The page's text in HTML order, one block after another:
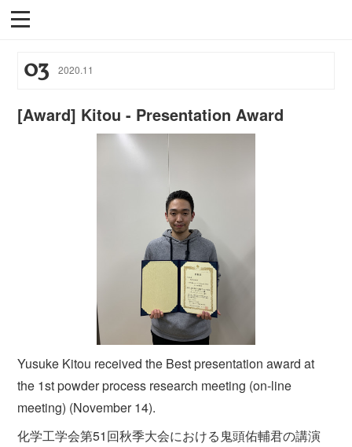
03 2020.11
[Award] Kitou - Presentation Award
Yusuke Kitou received the Best presentation award at
the 1st powder process research meeting (on-line
meeting) (November 14).
化学工学会第51回秋季大会における鬼頭佑輔君の講演